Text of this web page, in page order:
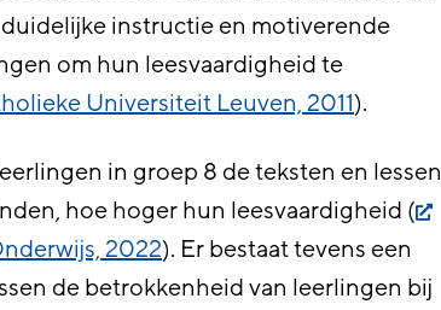
instructie en motiverende
om hun leesvaardigheid te
Universiteit Leuven, 2011).
in groep 8 de teksten en lessen
hoe hoger hun leesvaardigheid (
2022). Er bestaat tevens een
de betrokkenheid van leerlingen bij